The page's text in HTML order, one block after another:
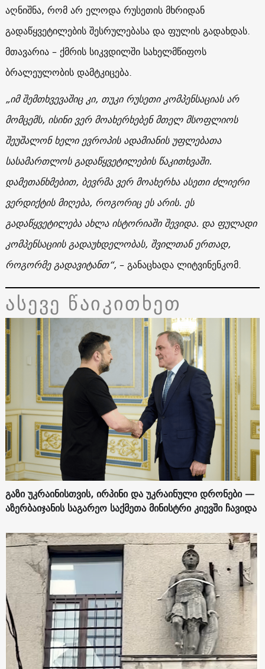
აღნიშნა, რომ არ ელოდა რუსეთის მხრიდან
გადაწყვეტილების შესრულებასა და ფულის გადახდას.
მთავარია – ქმრის სიკვდილში სახელმწიფოს
ბრალეულობის დამტკიცება.
„იმ შემთხვევაშიც კი, თუკი რუსეთი კომპენსაციას არ
მომცემს, ისინი ვერ მოახერხებენ მთელ მსოფლიოს
შეუშალონ ხელი ევროპის ადამიანის უფლებათა
სასამართლოს გადაწყვეტილების წაკითხვაში.
დამეთანხმებით, ბევრმა ვერ მოახერხა ასეთი ძლიერი
ვერდიქტის მიღება, როგორიც ეს არის. ეს
გადაწყვეტილება ახლა ისტორიაში შევიდა. და ფულადი
კომპენსაციის გადაუხდელობას, შვილთან ერთად,
როგორმე გადავიტანთ“, – განაცხადა ლიტვინენკომ.
ასევე წაიკითხეთ
გაზი უკრაინისთვის, ირპინი და უკრაინული დრონები —
აზერბაიჯანის საგარეო საქმეთა მინისტრი კიევში ჩავიდა